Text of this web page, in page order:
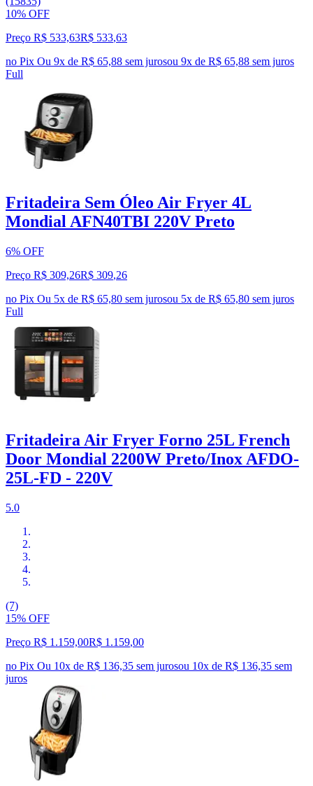
10% OFF
Preço R$ 533,63R$ 533,63
no Pix Ou 9x de R$ 65,88 sem jurosou 9x de R$ 65,88 sem juros
Full
Fritadeira Sem Óleo Air Fryer 4L
Mondial AFN40TBI 220V Preto
6% OFF
Preço R$ 309,26R$ 309,26
no Pix Ou 5x de R$ 65,80 sem jurosou 5x de R$ 65,80 sem juros
Full
Fritadeira Air Fryer Forno 25L French
Door Mondial 2200W Preto/Inox AFDO-
25L-FD - 220V
5.0
(7)
15% OFF
Preço R$ 1.159,00R$ 1.159,00
no Pix Ou 10x de R$ 136,35 sem jurosou 10x de R$ 136,35 sem
juros